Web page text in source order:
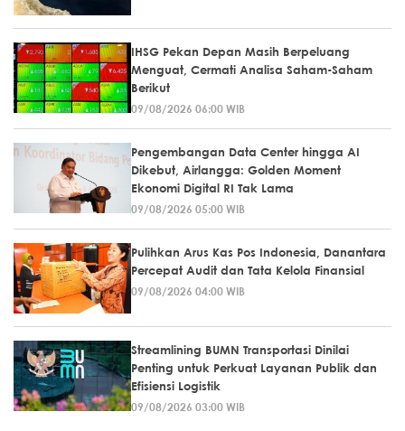
IHSG Pekan Depan Masih Berpeluang
Menguat, Cermati Analisa Saham-Saham
Berikut
09/08/2026 06:00 WIB
Pengembangan Data Center hingga AI
Dikebut, Airlangga: Golden Moment
Ekonomi Digital RI Tak Lama
09/08/2026 05:00 WIB
Pulihkan Arus Kas Pos Indonesia, Danantara
Percepat Audit dan Tata Kelola Finansial
09/08/2026 04:00 WIB
Streamlining BUMN Transportasi Dinilai
Penting untuk Perkuat Layanan Publik dan
Efisiensi Logistik
09/08/2026 03:00 WIB